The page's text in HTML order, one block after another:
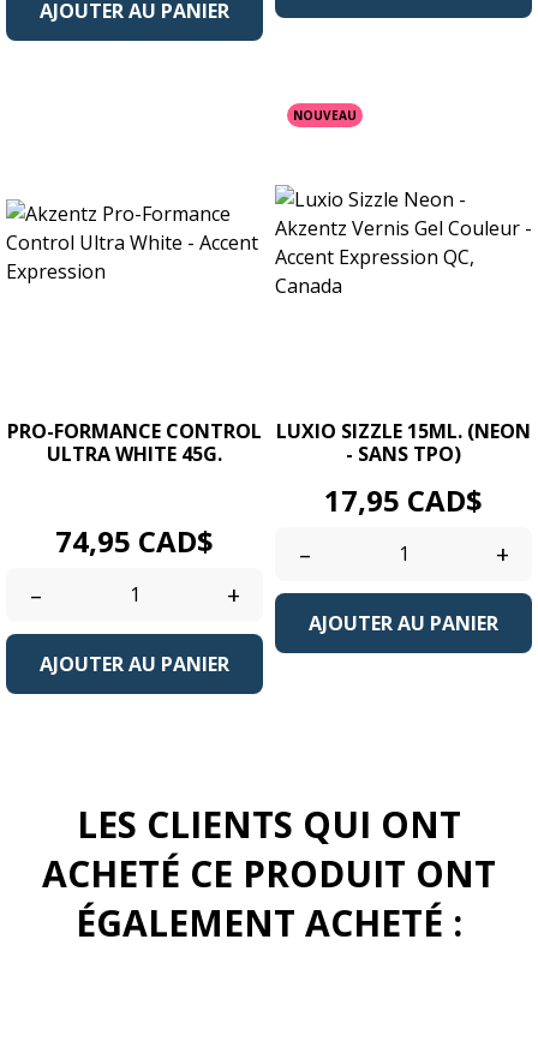
AJOUTER AU PANIER
PRO-FORMANCE CONTROL
ULTRA WHITE 45G.
Prix
74,95 CAD$
– +
AJOUTER AU PANIER
NOUVEAU
LUXIO SIZZLE 15ML. (NEON
- SANS TPO)
Prix
17,95 CAD$
– +
AJOUTER AU PANIER
LES CLIENTS QUI ONT
ACHETÉ CE PRODUIT ONT
ÉGALEMENT ACHETÉ :